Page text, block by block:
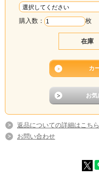
購入数： 枚
在庫
返品についての詳細はこちら
お問い合わせ